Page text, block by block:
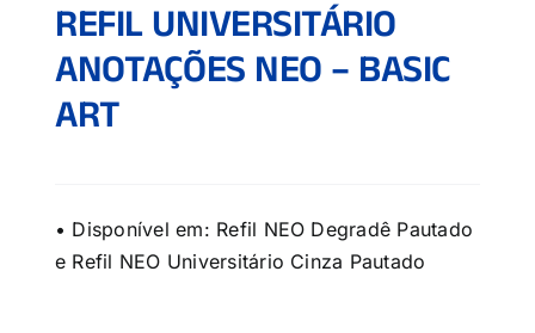
REFIL UNIVERSITÁRIO
ANOTAÇÕES NEO – BASIC
ART
• Disponível em: Refil NEO Degradê Pautado
e Refil NEO Universitário Cinza Pautado